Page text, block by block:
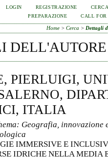
LOGIN REGISTRAZIONE
PREPARAZIONE
CALL FOR
Home> Cerca > Dettagli
DELL'AUTORE
PIERLUIGI,
ITALIA
Geografia,
IMMERSIVE E
IDRICHE NELLA MEDIA